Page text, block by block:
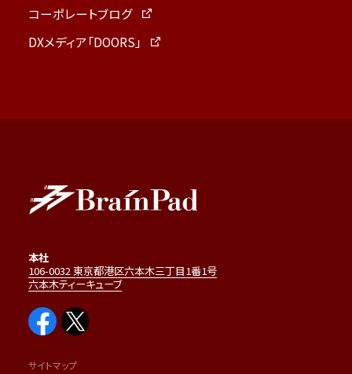
コーポレートブログ
DXメディア「DOORS」
本社
106-0032 東京都港区六本木三丁目1番1号
六本木ティーキューブ
サイトマップ